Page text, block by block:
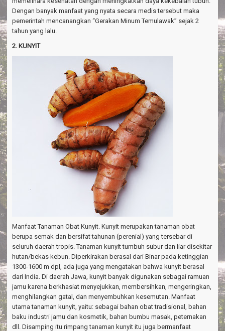
Dengan banyak manfaat yang nyata secara medis tersebut maka
pemerintah mencanangkan “Gerakan Minum Temulawak” sejak 2
tahun yang lalu.
2. KUNYIT
Manfaat Tanaman Obat Kunyit. Kunyit merupakan tanaman obat
berupa semak dan bersifat tahunan (perenial) yang tersebar di
seluruh daerah tropis. Tanaman kunyit tumbuh subur dan liar disekitar
hutan/bekas kebun. Diperkirakan berasal dari Binar pada ketinggian
1300-1600 m dpl, ada juga yang mengatakan bahwa kunyit berasal
dari India. Di daerah Jawa, kunyit banyak digunakan sebagai ramuan
jamu karena berkhasiat menyejukkan, membersihkan, mengeringkan,
menghilangkan gatal, dan menyembuhkan kesemutan. Manfaat
utama tanaman kunyit, yaitu: sebagai bahan obat tradisional, bahan
baku industri jamu dan kosmetik, bahan bumbu masak, peternakan
dll. Disamping itu rimpang tanaman kunyit itu juga bermanfaat